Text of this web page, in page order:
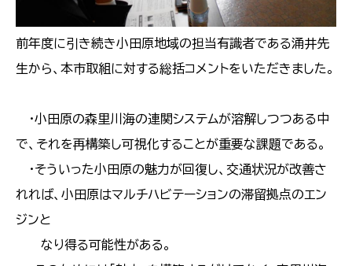
前年度に引き続き小田原地域の担当有識者である涌井先
生から、本市取組に対する総括コメントをいただきました。
・小田原の森里川海の連関システムが溶解しつつある中
で、それを再構築し可視化することが重要な課題である。
・そういった小田原の魅力が回復し、交通状況が改善さ
れれば、小田原はマルチハビテーションの滞留拠点のエン
ジンと
なり得る可能性がある。